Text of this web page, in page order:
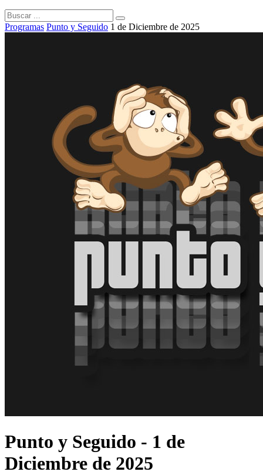
Programas Punto y Seguido 1 de Diciembre de 2025
Punto y Seguido - 1 de
Diciembre de 2025